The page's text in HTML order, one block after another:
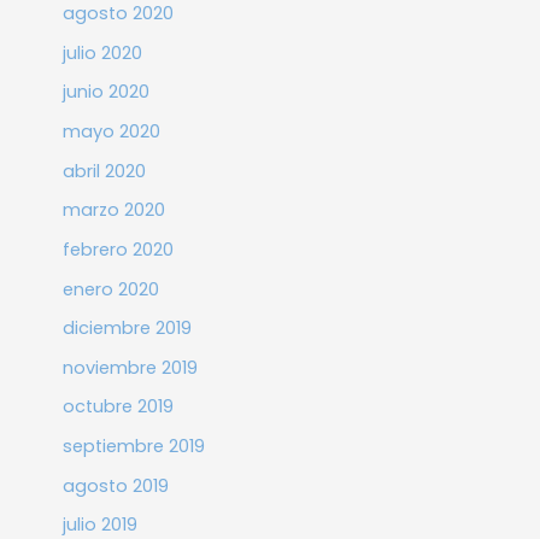
agosto 2020
julio 2020
junio 2020
mayo 2020
abril 2020
marzo 2020
febrero 2020
enero 2020
diciembre 2019
noviembre 2019
octubre 2019
septiembre 2019
agosto 2019
julio 2019